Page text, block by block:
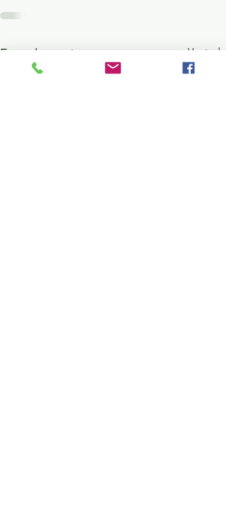
Entradas recientes Ver todo